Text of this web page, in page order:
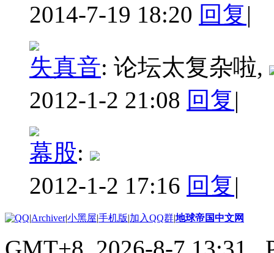
2014-7-19 18:20 回复|
失真音: 论坛太复杂啦,
2012-1-2 21:08 回复|
幕股:
2012-1-2 17:16 回复|
|Archiver|小黑屋|手机版|加入QQ群|地球帝国中文网